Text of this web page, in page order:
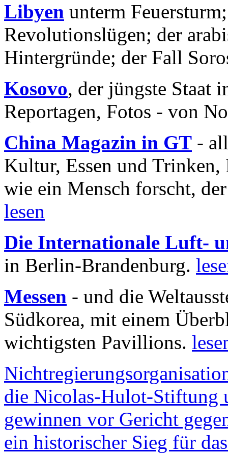
Libyen unterm
Revolutionslügen; der
Hintergründe; der Fall
Kosovo, der jüngste Staat
Reportagen, Fotos - von
China Magazin in GT -
Kultur, Essen und
wie ein Mensch forscht,
lesen
Die Internationale Luft-
in Berlin-Brandenburg.
Messen - und die
Südkorea, mit einem
wichtigsten Pavillions.
die Nicolas-Hulot-Stiftung
gewinnen vor Gericht
ein historischer Sieg für